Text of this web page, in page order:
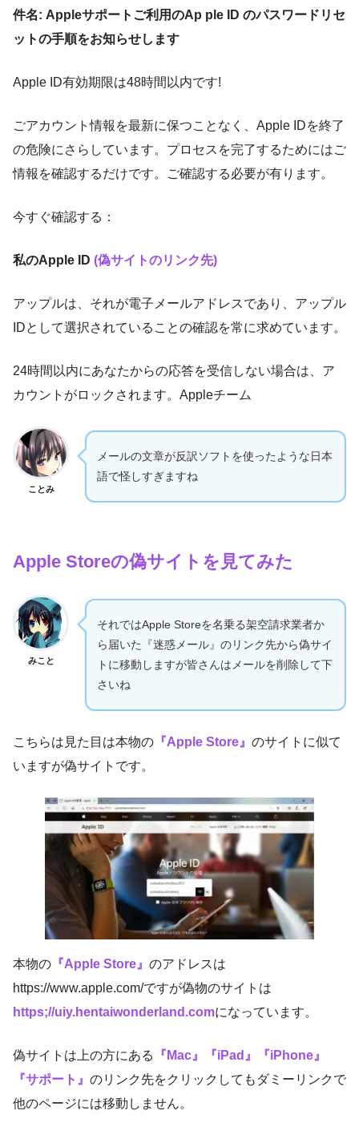
件名: Appleサポートご利用のAp ple ID のパスワードリセ
ットの手順をお知らせします
Apple ID有効期限は48時間以内です!
ごアカウント情報を最新に保つことなく、Apple IDを終了
の危険にさらしています。プロセスを完了するためにはご
情報を確認するだけです。ご確認する必要が有ります。
今すぐ確認する：
私のApple ID (偽サイトのリンク先)
アップルは、それが電子メールアドレスであり、アップル
IDとして選択されていることの確認を常に求めています。
24時間以内にあなたからの応答を受信しない場合は、ア
カウントがロックされます。Appleチーム
ことみ
メールの文章が反訳ソフトを使ったような日本
語で怪しすぎますね
Apple Storeの偽サイトを見てみた
みこと
それではApple Storeを名乗る架空請求業者か
ら届いた『迷惑メール』のリンク先から偽サイ
トに移動しますが皆さんはメールを削除して下
さいね
こちらは見た目は本物の 『Apple Store』 のサイトに似て
いますが偽サイトです。
本物の 『Apple Store』 のアドレスは
https://www.apple.com/ですが偽物のサイトは
https;//uiy.hentaiwonderland.comになっています。
偽サイトは上の方にある
『Mac』『iPad』『iPhone』
『サポート』 のリンク先をクリックしてもダミーリンクで
他のページには移動しません。